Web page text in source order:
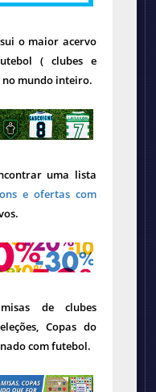
o maior acervo
( clubes e
no mundo inteiro.
uma lista
e ofertas com
de clubes
Copas do
com futebol.